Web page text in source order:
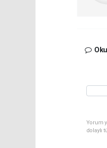
Yorum
dolaylı